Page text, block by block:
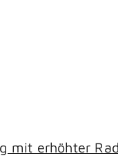
mit erhöhter